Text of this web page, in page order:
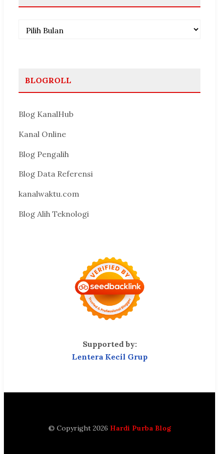
Arsip
BLOGROLL
Blog KanalHub
Kanal Online
Blog Pengalih
Blog Data Referensi
kanalwaktu.com
Blog Alih Teknologi
Supported by:
Lentera Kecil Grup
© Copyright 2026 Hardi Purba Blog